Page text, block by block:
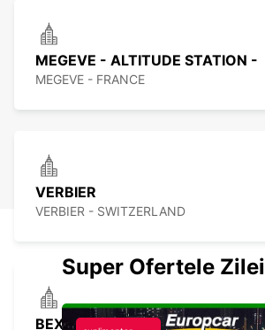
MEGEVE - ALTITUDE STATION -
MEGEVE - FRANCE
VERBIER
VERBIER - SWITZERLAND
BEX
Super Ofertele Zilei